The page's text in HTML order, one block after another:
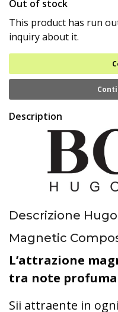
Out of stock
This product has run
inquiry about it.
Description
Descrizione
Magnetic
L’attrazione
tra note
Sii attraente in